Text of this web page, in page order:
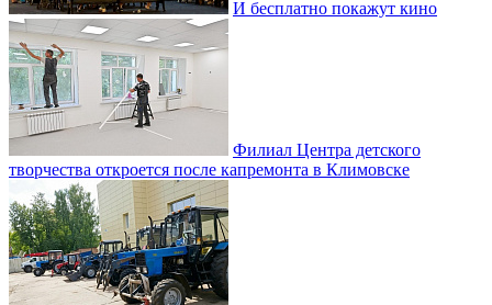
И бесплатно покажут кино
Филиал Центра детского
творчества откроется после капремонта в Климовске